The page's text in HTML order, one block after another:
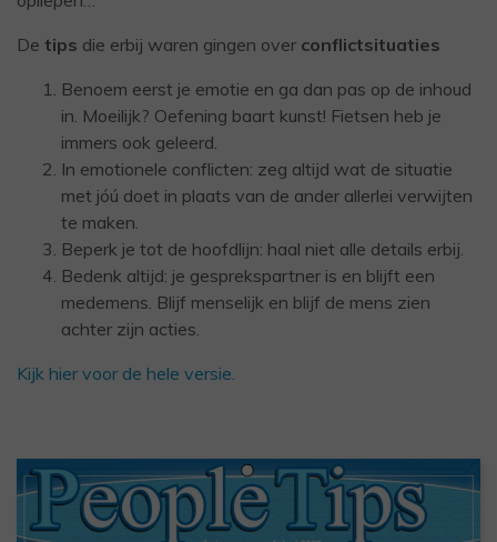
De tips die erbij waren gingen over conflictsituaties
Benoem eerst je emotie en ga dan pas op de inhoud
in. Moeilijk? Oefening baart kunst! Fietsen heb je
immers ook geleerd.
In emotionele conflicten: zeg altijd wat de situatie
met jóú doet in plaats van de ander allerlei verwijten
te maken.
Beperk je tot de hoofdlijn: haal niet alle details erbij.
Bedenk altijd: je gesprekspartner is en blijft een
medemens. Blijf menselijk en blijf de mens zien
achter zijn acties.
Kijk hier voor de hele versie.